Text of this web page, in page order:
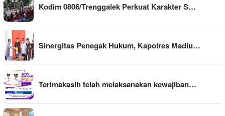
Kodim 0806/Trenggalek Perkuat Karakter S…
Sinergitas Penegak Hukum, Kapolres Madiu…
Terimakasih telah melaksanakan kewajiban…